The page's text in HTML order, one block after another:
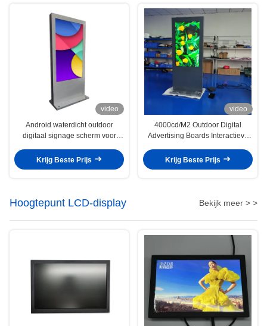
video
Android waterdicht outdoor
digitaal signage scherm voor
Krijg Beste Prijs
video
4000cd/M2 Outdoor Digital
Advertising Boards Interactieve
Android 11
Krijg Beste Prijs
Hoogtepunt LCD-display Bekijk meer > >